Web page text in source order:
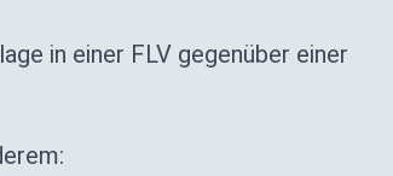
in einer FLV gegenüber einer